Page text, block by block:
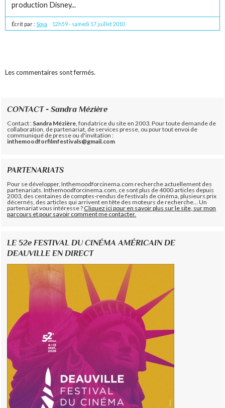
production Disney...
Écrit par : Soya 12h59- samedi 17 juillet 2010
Les commentaires sont fermés.
CONTACT - Sandra Mézière
Contact : Sandra Mézière , fondatrice du site en 2003. Pour toute demande de
collaboration, de partenariat, de services presse, ou pour tout envoi de
communiqué de presse ou d'invitation :
inthemoodforfilmfestivals@gmail.com
PARTENARIATS
Pour se développer, Inthemoodforcinema.com recherche actuellement des
partenariats. Inthemoodforcinema.com, ce sont plus de 4000 articles depuis
2003, des centaines de comptes-rendus de festivals de cinéma, plusieurs prix
décernés, des articles qui arrivent en tête des moteurs de recherche... Un
partenariat vous intéresse ?Cliquez ici pour en savoir plus sur le site, sur mon
parcours et pour savoir comment me contacter.
LE 52e FESTIVAL DU CINÉMA AMÉRICAIN DE
DEAUVILLE EN DIRECT